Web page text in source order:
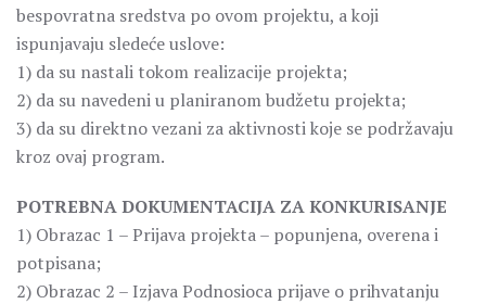
bespovratna sredstva po ovom projektu, a koji
ispunjavaju sledeće uslove:
1) da su nastali tokom realizacije projekta;
2) da su navedeni u planiranom budžetu projekta;
3) da su direktno vezani za aktivnosti koje se podržavaju
kroz ovaj program.
POTREBNA DOKUMENTACIJA ZA KONKURISANJE
1) Obrazac 1 – Prijava projekta – popunjena, overena i
potpisana;
2) Obrazac 2 – Izjava Podnosioca prijave o prihvatanju